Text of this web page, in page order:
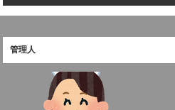
管理人